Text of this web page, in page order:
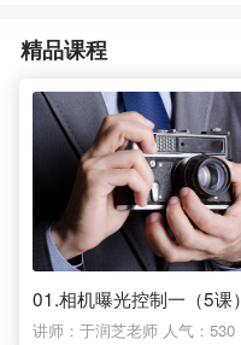
精品课程
01.相机曝光控制一（5课）
讲师：于润芝老师 人气：530